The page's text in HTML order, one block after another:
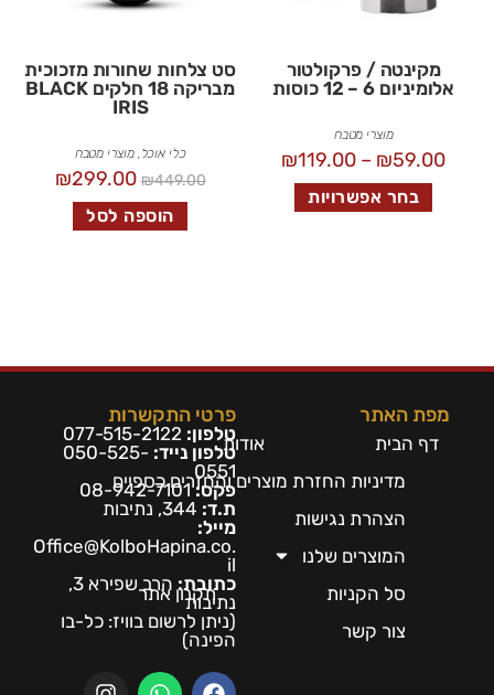
מקינטה / פרקולטור
אלומיניום 6 – 12 כוסות
מוצרי מטבח
₪59.00
–
₪119.00
בחר אפשרויות
סט צלחות שחורות מזכוכית
מבריקה 18 חלקים BLACK
IRIS
כלי אוכל,מוצרי מטבח
₪449.00
₪299.00
הוספה לסל
מפת האתר
דף הבית
אודות
מדיניות החזרת מוצרים והחזרים כספיים
הצהרת נגישות
המוצרים שלנו
סל הקניות
תקנון אתר
צור קשר
פרטי התקשרות
טלפון: 077-515-2122
טלפון נייד: 050-525-
0551
פקס:08-942-7101
ת.ד:
מייל:
Office@KolboHapina.co.
il
כתובת:
הרב שפירא 3,
נתיבות
(ניתן לרשום בוויז: כל-בו
הפינה)